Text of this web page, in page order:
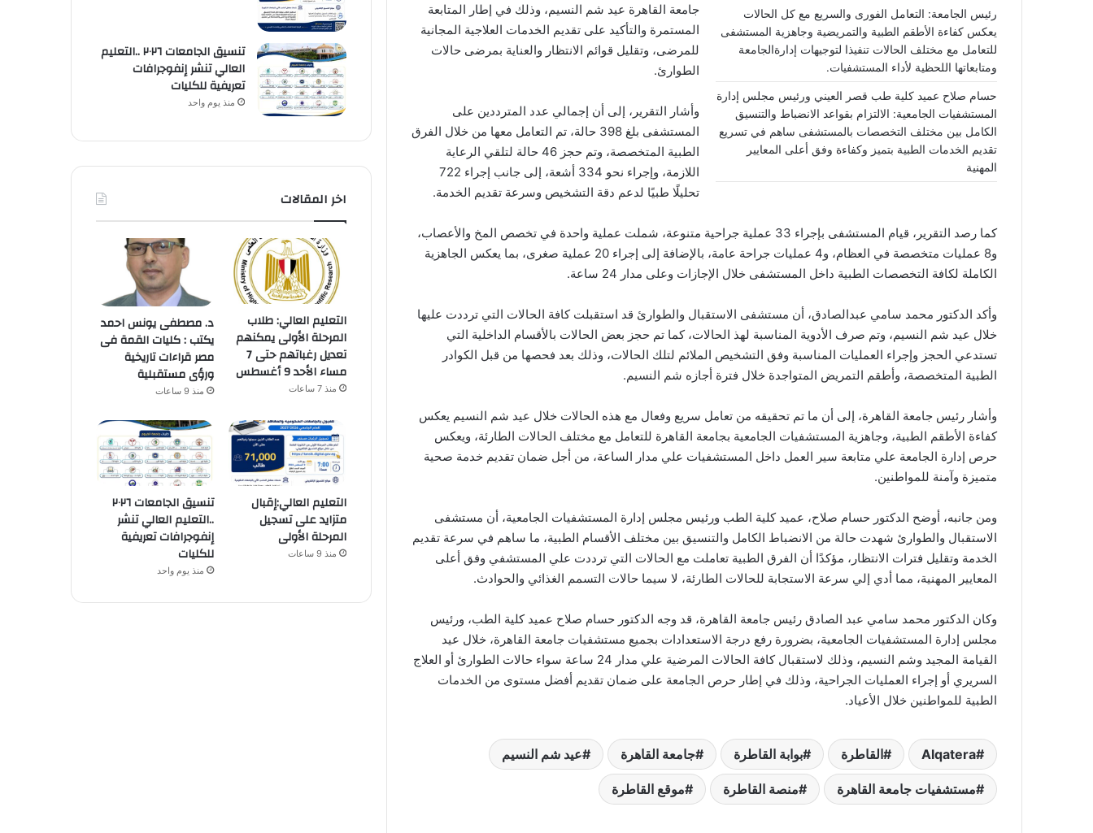
رئيس الجامعة: التعامل الفورى والسريع مع كل الحالات
يعكس كفاءة الأطقم الطبية والتمريضية وجاهزية المستشفى
للتعامل مع مختلف الحالات تنفيذا لتوجيهات إدارةالجامعة
ومتابعاتها اللحظية لأداء المستشفيات.
حسام صلاح عميد كلية طب قصر العيني ورئيس مجلس إدارة
المستشفيات الجامعية: الالتزام بقواعد الانضباط والتنسيق
الكامل بين مختلف التخصصات بالمستشفى ساهم في تسريع
تقديم الخدمات الطبية بتميز وكفاءة وفق أعلى المعايير
المهنية
جامعة القاهرة عيد شم النسيم، وذلك في إطار المتابعة
المستمرة والتأكيد على تقديم الخدمات العلاجية المجانية
للمرضى، وتقليل قوائم الانتظار والعناية بمرضى حالات
الطوارئ.
وأشار التقرير، إلى أن إجمالي عدد المترددين على
المستشفى بلغ 398 حالة، تم التعامل معها من خلال الفرق
الطبية المتخصصة، وتم حجز 46 حالة لتلقي الرعاية
اللازمة، وإجراء نحو 334 أشعة، إلى جانب إجراء 722
تحليلًا طبيًا لدعم دقة التشخيص وسرعة تقديم الخدمة.
كما رصد التقرير، قيام المستشفى بإجراء 33 عملية جراحية متنوعة، شملت عملية واحدة في تخصص المخ والأعصاب،
و8 عمليات متخصصة في العظام، و4 عمليات جراحة عامة، بالإضافة إلى إجراء 20 عملية صغرى، بما يعكس الجاهزية
الكاملة لكافة التخصصات الطبية داخل المستشفى خلال الإجازات وعلى مدار 24 ساعة.
وأكد الدكتور محمد سامي عبدالصادق، أن مستشفى الاستقبال والطوارئ قد استقبلت كافة الحالات التي ترددت عليها
خلال عيد شم النسيم، وتم صرف الأدوية المناسبة لهذ الحالات، كما تم حجز بعض الحالات بالأقسام الداخلية التي
تستدعي الحجز وإجراء العمليات المناسبة وفق التشخيص الملائم لتلك الحالات، وذلك بعد فحصها من قبل الكوادر
الطبية المتخصصة، وأطقم التمريض المتواجدة خلال فترة أجازه شم النسيم.
وأشار رئيس جامعة القاهرة، إلى أن ما تم تحقيقه من تعامل سريع وفعال مع هذه الحالات خلال عيد شم النسيم يعكس
كفاءة الأطقم الطبية، وجاهزية المستشفيات الجامعية بجامعة القاهرة للتعامل مع مختلف الحالات الطارئة، ويعكس
حرص إدارة الجامعة علي متابعة سير العمل داخل المستشفيات علي مدار الساعة، من أجل ضمان تقديم خدمة صحية
متميزة وآمنة للمواطنين.
ومن جانبه، أوضح الدكتور حسام صلاح، عميد كلية الطب ورئيس مجلس إدارة المستشفيات الجامعية، أن مستشفى
الاستقبال والطوارئ شهدت حالة من الانضباط الكامل والتنسيق بين مختلف الأقسام الطبية، ما ساهم في سرعة تقديم
الخدمة وتقليل فترات الانتظار، مؤكدًا أن الفرق الطبية تعاملت مع الحالات التي ترددت علي المستشفي وفق أعلى
المعايير المهنية، مما أدي إلي سرعة الاستجابة للحالات الطارئة، لا سيما حالات التسمم الغذائي والحوادث.
وكان الدكتور محمد سامي عبد الصادق رئيس جامعة القاهرة، قد وجه الدكتور حسام صلاح عميد كلية الطب، ورئيس
مجلس إدارة المستشفيات الجامعية، بضرورة رفع درجة الاستعدادات بجميع مستشفيات جامعة القاهرة، خلال عيد
القيامة المجيد وشم النسيم، وذلك لاستقبال كافة الحالات المرضية علي مدار 24 ساعة سواء حالات الطوارئ أو العلاج
السريري أو إجراء العمليات الجراحية، وذلك في إطار حرص الجامعة على ضمان تقديم أفضل مستوى من الخدمات
الطبية للمواطنين خلال الأعياد.
Alqatera القاطرة بوابة القاطرة جامعة القاهرة عيد شم النسيم
مستشفيات جامعة القاهرة منصة القاطرة موقع القاطرة
تنسيق الجامعات ٢٠٢٦ ..التعليم
العالي تنشر إنفوجرافات
تعريفية للكليات
منذ يوم واحد
اخر المقالات
التعليم العالي: طلاب
المرحلة الأولى يمكنهم
تعديل رغباتهم حتى 7
مساء الأحد 9 أغسطس
منذ 7 ساعات
د. مصطفى يونس احمد
يكتب : كليات القمة فى
مصر قراءات تاريخية
ورؤى مستقبلية
منذ 9 ساعات
التعليم العالي:إقبال
متزايد على تسجيل
المرحلة الأولى
منذ 9 ساعات
تنسيق الجامعات ٢٠٢٦
..التعليم العالي تنشر
إنفوجرافات تعريفية
للكليات
منذ يوم واحد